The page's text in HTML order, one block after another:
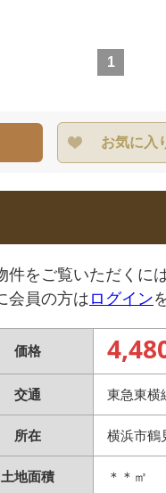
1
お気に入
件をご覧いただくには
会員の方はログイン
価格
交通 東急東
所在 横浜市鶴
土地面積 ＊＊㎡